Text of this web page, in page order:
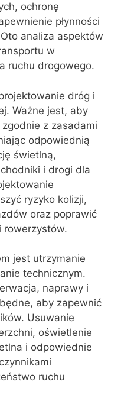
ochronę
płynności
analiza aspektów
w
ruchu drogowego.
dróg i
Ważne jest, aby
z zasadami
odpowiednią
świetlną,
i drogi dla
ryzyko kolizji,
oraz poprawić
rowerzystów.
jest utrzymanie
technicznym.
naprawy i
aby zapewnić
Usuwanie
oświetlenie
i odpowiednie
ruchu